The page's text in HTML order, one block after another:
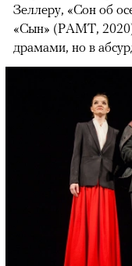
Зеллеру, «Сон об
«Сын» (РАМТ,
драмами, но в